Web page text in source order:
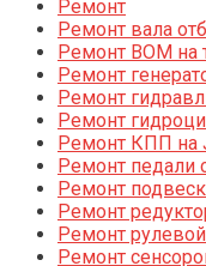
Ремонт
Ремонт вала
Ремонт ВОМ на
Ремонт
Ремонт
Ремонт
Ремонт КПП на
Ремонт педали
Ремонт
Ремонт
Ремонт
Ремонт